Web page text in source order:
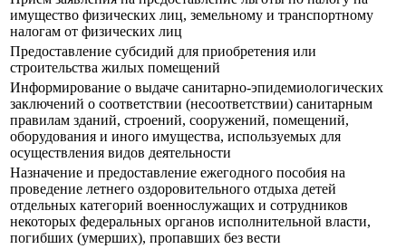
имущество физических лиц, земельному и транспортному
налогам от физических лиц
Предоставление субсидий для приобретения или
строительства жилых помещений
Информирование о выдаче санитарно-эпидемиологических
заключений о соответствии (несоответствии) санитарным
правилам зданий, строений, сооружений, помещений,
оборудования и иного имущества, используемых для
осуществления видов деятельности
Назначение и предоставление ежегодного пособия на
проведение летнего оздоровительного отдыха детей
отдельных категорий военнослужащих и сотрудников
некоторых федеральных органов исполнительной власти,
погибших (умерших), пропавших без вести